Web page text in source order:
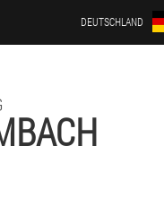
DEUTSCHLAND